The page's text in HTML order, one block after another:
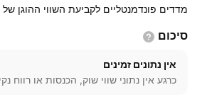
מדדים פונדמנטליים לקביעת השווי ההוגן
סיכום
אין נתונים זמינים
כרגע אין נתוני שווי שוק, הכנסות או רווח